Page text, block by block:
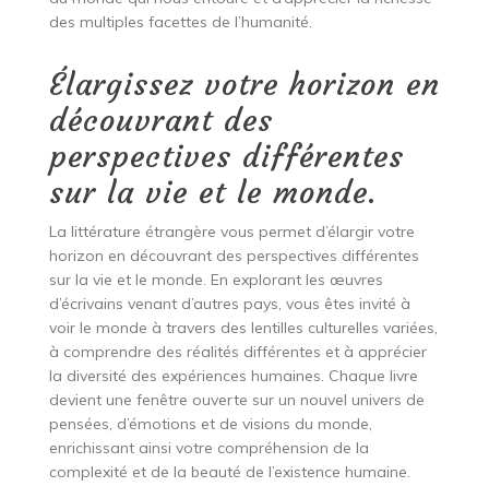
des multiples facettes de l’humanité.
Élargissez votre horizon en
découvrant des
perspectives différentes
sur la vie et le monde.
La littérature étrangère vous permet d’élargir votre
horizon en découvrant des perspectives différentes
sur la vie et le monde. En explorant les œuvres
d’écrivains venant d’autres pays, vous êtes invité à
voir le monde à travers des lentilles culturelles variées,
à comprendre des réalités différentes et à apprécier
la diversité des expériences humaines. Chaque livre
devient une fenêtre ouverte sur un nouvel univers de
pensées, d’émotions et de visions du monde,
enrichissant ainsi votre compréhension de la
complexité et de la beauté de l’existence humaine.